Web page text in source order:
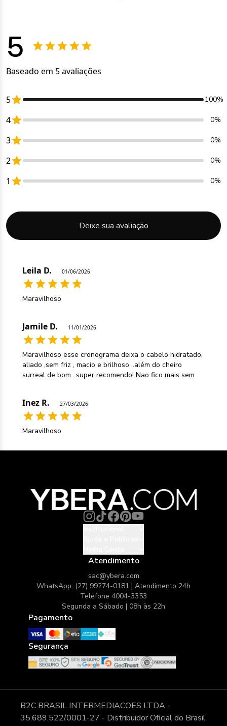
5
Baseado em 5 avaliações
5 100%
4 0%
3 0%
2 0%
1 0%
Deixe sua avaliação
Leila D. 01/06/2026
Maravilhoso
Jamile D. 11/01/2026
Maravilhoso esse cronograma deixa o cabelo hidratado,
aliado ,sem friz , macio e brilhoso ..além do cheiro
surreal de bom ..super recomendo! Nao fico mais sem
Inez R. 27/03/2026
Maravilhoso
21/05/2026
Atendimento
sac@ybera.com
WhatsApp: (27) 99274-0181 | Atendimento 24h
Telefone 4004-3353
Segunda a Sábado | 08h às 22h
Pagamento
Segurança
B2C BRASIL INTERMEDIACOES LTDA -
35.689.522/0001-27 - Distribuidor Oficial do Brasil